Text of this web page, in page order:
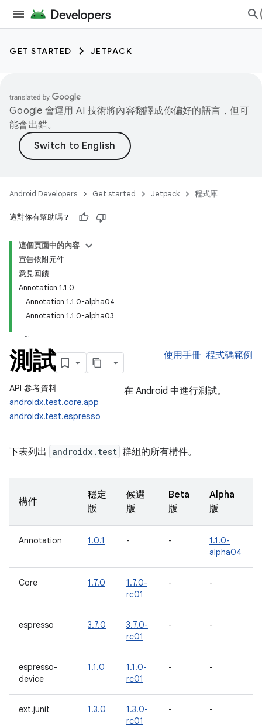
GET STARTED JETPACK
Google 會運用 AI 技術將內容翻譯成你偏好的語言，但可
能會出錯。
Android Developers Get started Jetpack 程式庫
這對你有幫助嗎？
這個頁面中的內容
宣告依附元件
意見回饋
Annotation 1.1.0
Annotation 1.1.0-alpha04
Annotation 1.1.0-alpha03
測試 使用手冊 程式碼範例
API 參考資料
androidx.test.core.app
androidx.test.espresso
在 Android 中進行測試。
下表列出 androidx.test 群組的所有構件。
構件
穩定
版
候選
版
Beta
版
Alpha
版
Annotation 1.0.1 - -
1.1.0-
alpha04
Core 1.7.0
1.7.0-
rc01
- -
espresso 3.7.0
3.7.0-
rc01
- -
espresso-
device
1.1.0
1.1.0-
rc01
- -
ext.junit 1.3.0
1.3.0-
rc01
- -